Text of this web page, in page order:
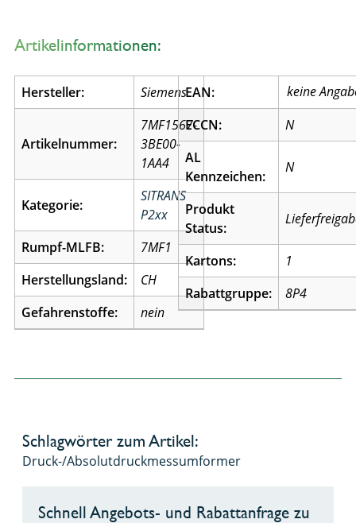
Artikelinformationen:
Hersteller: Siemens
Artikelnummer:
7MF1567-
3BE00-
1AA4
Kategorie:
SITRANS
P2xx
Rumpf-MLFB:
7MF1
Herstellungsland:
CH
Gefahrenstoffe:
nein
EAN:
ECCN:
N
AL
Kennzeichen:
N
Produkt
Status:
Kartons:
1
Rabattgruppe:
8P4
Schlagwörter zum Artikel:
Druck-/Absolutdruckmessumformer
Schnell Angebots- und Rabattanfrage zu